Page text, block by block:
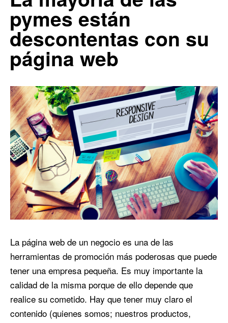
pymes están
descontentas con su
página web
La página web de un negocio es una de las
herramientas de promoción más poderosas que puede
tener una empresa pequeña. Es muy importante la
calidad de la misma porque de ello depende que
realice su cometido. Hay que tener muy claro el
contenido (quienes somos; nuestros productos,